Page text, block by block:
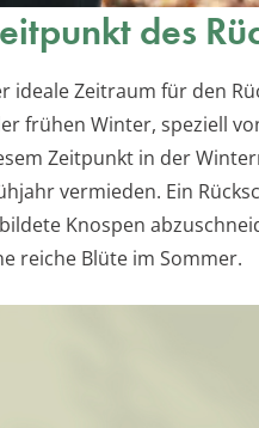
des
ideale Zeitraum für den
frühen Winter, speziell
Zeitpunkt in der
vermieden. Ein
Knospen
reiche Blüte im Sommer.